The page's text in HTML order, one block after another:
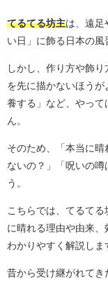
てるてる坊主は、遠足
い日」に飾る日本の風
しかし、作り方や飾
を先に描かないほう
養する」など、やっ
ん。
そのため、「本当に
ないの？」「呪いの噂
う。
こちらでは、てるて
に晴れる理由や由来
わかりやすく解説しま
昔から受け継がれてき